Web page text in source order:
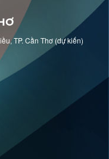
TP. Cần Thơ (dự kiến)